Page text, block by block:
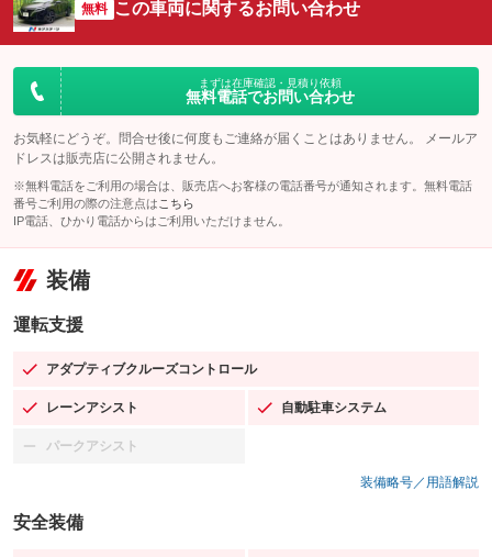
無料 この車両に関するお問い合わせ
まずは在庫確認・見積り依頼
無料電話でお問い合わせ
お気軽にどうぞ。問合せ後に何度もご連絡が届くことはありません。 メールア
ドレスは販売店に公開されません。
※無料電話をご利用の場合は、販売店へお客様の電話番号が通知されます。無料電話
番号ご利用の際の注意点は こちら
IP電話、ひかり電話からはご利用いただけません。
装備
運転支援
アダプティブクルーズコントロール
：装備あり
レーンアシスト
：装備あり 自動駐車システム
：装備あり
パークアシスト
：装備なし
装備略号／用語解説
安全装備